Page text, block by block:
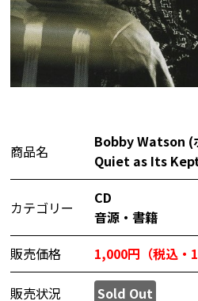
商品名
Bobby Watson (
Quiet as Its
カテゴリー
CD
音源・書籍
販売価格
1,000円（税込・
販売状況 Sold Out